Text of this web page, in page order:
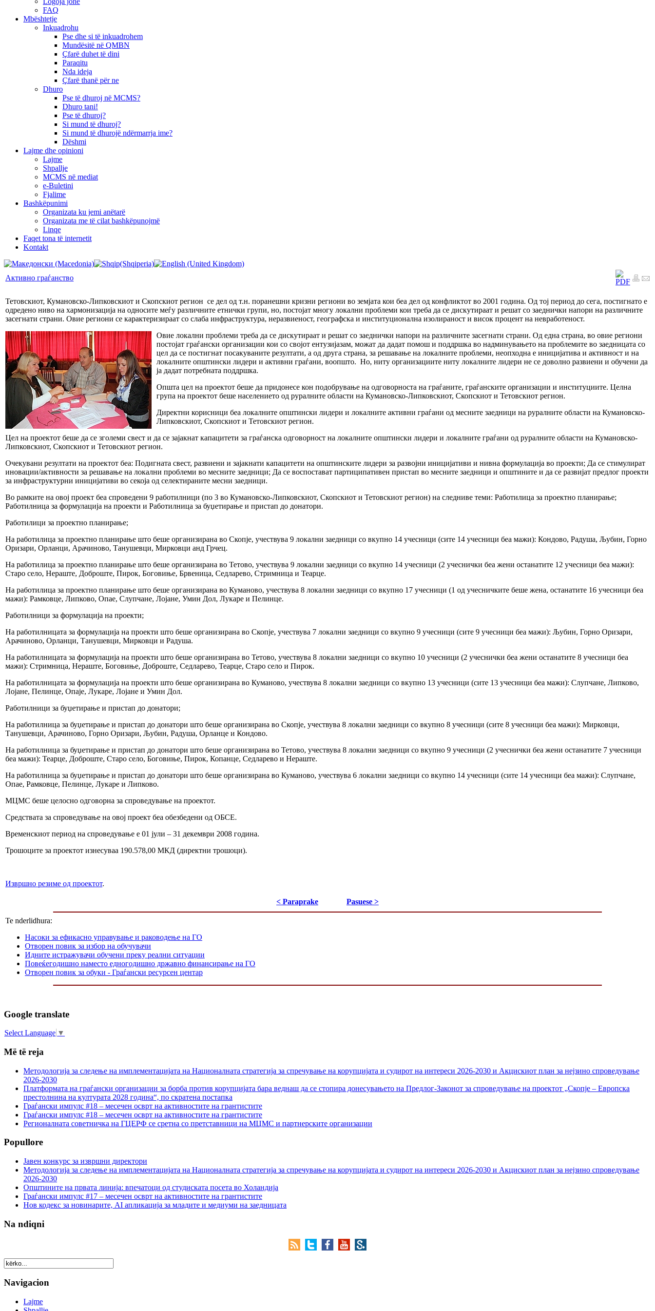
FAQ
Mbështetje
Inkuadrohu
Pse dhe si të inkuadrohem
Mundësitë në QMBN
Çfarë duhet të dini
Paraqitu
Nda ideja
Çfarë thanë për ne
Dhuro
Pse të dhuroj në MCMS?
Dhuro tani!
Pse të dhuroj?
Si mund të dhuroj?
Si mund të dhurojë ndërmarrja ime?
Dëshmi
Lajme dhe opinioni
Lajme
Shpallje
MCMS në mediat
e-Buletini
Fjalime
Bashkëpunimi
Organizata ku jemi anëtarë
Organizata me të cilat bashkëpunojmë
Linqe
Faqet tona të internetit
Kontakt
Активно граѓанство
Тетовскиот, Кумановско-Липковскиот и Скопскиот регион се дел од т.н. поранешни кризни региони во земјата кои беа дел од конфликтот во 2001 година. Од тој период до сега, постигнато е
одредено ниво на хармонизација на односите меѓу различните етнички групи, но, постојат многу локални проблеми кои треба да се дискутираат и решат со заеднички напори на различните
засегнати страни. Овие региони се карактеризираат со слаба инфраструктура, неразвиеност, географска и институционална изолираност и висок процент на невработеност.
Овие локални проблеми треба да се дискутираат и решат со заеднички напори на различните засегнати страни. Од една страна, во овие региони
постојат граѓански организации кои со својот ентузијазам, можат да дадат помош и поддршка во надминувањето на проблемите во заедницата со
цел да се постигнат посакуваните резултати, а од друга страна, за решавање на локалните проблеми, неопходна е иницијатива и активност и на
локалните општински лидери и активни граѓани, воопшто. Но, ниту организациите ниту локалните лидери не се доволно развиени и обучени да
ја дадат потребната поддршка.
Општа цел на проектот беше да придонесе кон подобрување на одговорноста на граѓаните, граѓанските организации и институциите. Целна
група на проектот беше населението од руралните области на Кумановско-Липковскиот, Скопскиот и Тетовскиот регион.
Директни корисници беа локалните општински лидери и локалните активни граѓани од месните заедници на руралните области на Кумановско-
Липковскиот, Скопскиот и Тетовскиот регион.
Цел на проектот беше да се зголеми свест и да се зајакнат капацитети за граѓанска одговорност на локалните општински лидери и локалните граѓани од руралните области на Кумановско-
Липковскиот, Скопскиот и Тетовскиот регион.
Очекувани резултати на проектот беа: Подигната свест, развиени и зајакнати капацитети на општинските лидери за развојни иницијативи и нивна формулација во проекти; Да се стимулират
иновации/активности за решавање на локални проблеми во месните заедници; Да се воспостават партиципативен пристап во месните заедници и општините и да се развијат предлог проекти
за инфраструктурни иницијативи во секоја од селектираните месни заедници.
Во рамките на овој проект беа спроведени 9 работилници (по 3 во Кумановско-Липковскиот, Скопскиот и Тетовскиот регион) на следниве теми: Работилица за проектно планирање;
Работилница за формулација на проекти и Работилница за буџетирање и пристап до донатори.
Работилици за проектно планирање;
На работилица за проектно планирање што беше организирана во Скопје, учествува 9 локални заедници со вкупно 14 учесници (сите 14 учесници беа мажи): Кондово, Радуша, Љубин, Горно
Оризари, Орланци, Арачиново, Танушевци, Мирковци анд Грчец.
На работилица за проектно планирање што беше организирана во Тетово, учествува 9 локални заедници со вкупно 14 учесници (2 учеснички беа жени останатите 12 учесници беа мажи):
Старо село, Нераште, Доброште, Пирок, Боговиње, Брвеница, Седларево, Стримница и Теарце.
На работилица за проектно планирање што беше организирана во Куманово, учествува 8 локални заедници со вкупно 17 учесници (1 од учесничките беше жена, останатите 16 учесници беа
мажи): Рамковце, Липково, Опае, Слупчане, Лојане, Умин Дол, Лукаре и Пелинце.
Работилници за формулација на проекти;
На работилницата за формулација на проекти што беше организирана во Скопје, учествува 7 локални заедници со вкупно 9 учесници (сите 9 учесници беа мажи): Љубин, Горно Оризари,
Арачиново, Орланци, Танушевци, Мирковци и Радуша.
На работилницата за формулација на проекти што беше организирана во Тетово, учествува 8 локални заедници со вкупно 10 учесници (2 учеснички беа жени останатите 8 учесници беа
мажи): Стримница, Нераште, Боговиње, Доброште, Седларево, Теарце, Старо село и Пирок.
На работилницата за формулација на проекти што беше организирана во Куманово, учествува 8 локални заедници со вкупно 13 учесници (сите 13 учесници беа мажи): Слупчане, Липково,
Лојане, Пелинце, Опаје, Лукаре, Лојане и Умин Дол.
Работилници за буџетирање и пристап до донатори;
На работилница за буџетирање и пристап до донатори што беше организирана во Скопје, учествува 8 локални заедници со вкупно 8 учесници (сите 8 учесници беа мажи): Мирковци,
Танушевци, Арачиново, Горно Оризари, Љубин, Радуша, Орланце и Кондово.
На работилница за буџетирање и пристап до донатори што беше организирана во Тетово, учествува 8 локални заедници со вкупно 9 учесници (2 учеснички беа жени останатите 7 учесници
беа мажи): Теарце, Доброште, Старо село, Боговиње, Пирок, Копанце, Седларево и Нераште.
На работилница за буџетирање и пристап до донатори што беше организирана во Куманово, учествува 6 локални заедници со вкупно 14 учесници (сите 14 учесници беа мажи): Слупчане,
Опае, Рамковце, Пелинце, Лукаре и Липково.
МЦМС беше целосно одговорна за спроведување на проектот.
Средствата за спроведување на овој проект беа обезбедени од ОБСЕ.
Временскиот период на спроведување е 01 јули – 31 декември 2008 година.
Трошоците за проектот изнесуваа 190.578,00 МКД (директни трошоци).
Извршно резиме од проектот.
< Paraprake Pasuese >
Te nderlidhura:
Насоки за ефикасно управување и раководење на ГО
Отворен повик за избор на обучувачи
Идните истражувачи обучени преку реални ситуации
Повеќегодишно наместо едногодишнo државно финансирање на ГО
Отворен повик за обуки - Граѓански ресурсен центар
Google translate
Select Language ▼
Më të reja
Методологија за следење на имплементацијата на Националната стратегија за спречување на корупцијата и судирот на интереси 2026-2030 и Акцискиот план за нејзино спроведување
2026-2030
Платформата на граѓански организации за борба против корупцијата бара веднаш да се стопира донесувањето на Предлог-Законот за спроведување на проектот „Скопје – Европска
престолнина на културата 2028 година“, по скратена постапка
Граѓански импулс #18 – месечен осврт на активностите на грантистите
Граѓански импулс #18 – месечен осврт на активностите на грантистите
Регионалната советничка на ГЦЕРФ се сретна со претставници на МЦМС и партнерските организации
Popullore
Јавен конкурс за извршни директори
Методологија за следење на имплементацијата на Националната стратегија за спречување на корупцијата и судирот на интереси 2026-2030 и Акцискиот план за нејзино спроведување
2026-2030
Општините на првата линија: впечатоци од студиската посета во Холандија
Граѓански импулс #17 – месечен осврт на активностите на грантистите
Нов кодекс за новинарите, AI апликација за младите и медиуми на заедницата
Na ndiqni
Navigacion
Lajme